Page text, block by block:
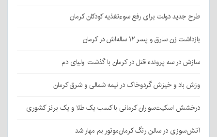
طرح جدید دولت برای رفع سوءتغذیه کودکان کرمان
بازداشت زن سارق و پسر ۱۲ ساله‌اش در کرمان
سازش در سه پرونده قتل در کرمان با گذشت اولیای دم
وزش باد و خیزش گردوخاک در نیمه شمالی و شرق کرمان
درخشش اسکیت‌سواران کرمانی با کسب یک طلا و یک برنز کشوری
آتش‌سوزی در سالن رنگ کرمان‌موتور بم مهار شد